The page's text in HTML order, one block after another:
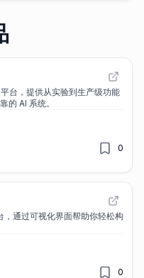
台，提供从实验到生产级功能
的 AI 系统。
0
通过可视化界面帮助你轻松构
0